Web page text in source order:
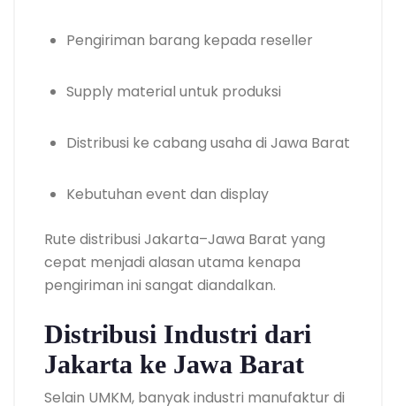
Pengiriman barang kepada reseller
Supply material untuk produksi
Distribusi ke cabang usaha di Jawa Barat
Kebutuhan event dan display
Rute distribusi Jakarta–Jawa Barat yang
cepat menjadi alasan utama kenapa
pengiriman ini sangat diandalkan.
Distribusi Industri dari
Jakarta ke Jawa Barat
Selain UMKM, banyak industri manufaktur di